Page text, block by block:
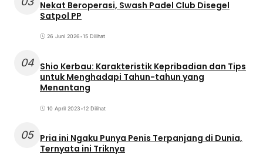
Nekat Beroperasi, Swash Padel Club Disegel
Satpol PP
26 Juni 2026•15 Dilihat
04 Shio Kerbau: Karakteristik Kepribadian dan Tips
untuk Menghadapi Tahun-tahun yang
Menantang
10 April 2023•12 Dilihat
05 Pria ini Ngaku Punya Penis Terpanjang di Dunia,
Ternyata ini Triknya